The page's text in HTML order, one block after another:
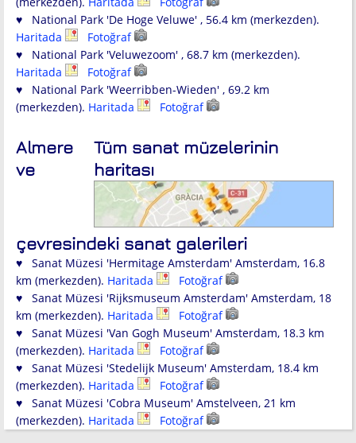
♥ National Park 'De Hoge Veluwe' , 56.4 km (merkezden).
Haritada
Fotoğraf
♥ National Park 'Veluwezoom' , 68.7 km (merkezden).
Haritada
Fotoğraf
♥ National Park 'Weerribben-Wieden' , 69.2 km
(merkezden). Haritada Fotoğraf
Tüm sanat müzelerinin
haritası
Almere
ve
çevresindeki sanat galerileri
♥ Sanat Müzesi 'Hermitage Amsterdam' Amsterdam, 16.8
km (merkezden). Haritada
Fotoğraf
♥ Sanat Müzesi 'Rijksmuseum Amsterdam' Amsterdam, 18
km (merkezden). Haritada
Fotoğraf
♥ Sanat Müzesi 'Van Gogh Museum' Amsterdam, 18.3 km
(merkezden). Haritada
Fotoğraf
♥ Sanat Müzesi 'Stedelijk Museum' Amsterdam, 18.4 km
(merkezden). Haritada
Fotoğraf
♥ Sanat Müzesi 'Cobra Museum' Amstelveen, 21 km
(merkezden). Haritada Fotoğraf